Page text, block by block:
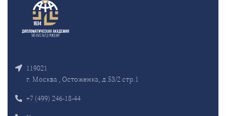
119021
г. Москва , Остоженка, д.53/2 стр.1
+7 (499) 246-18-44